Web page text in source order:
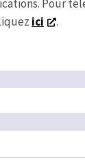
Pour
ici .